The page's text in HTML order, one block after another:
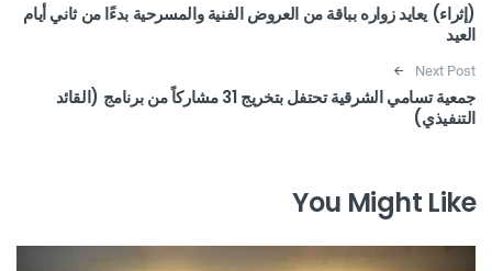
(إثراء) يعايد زواره بباقة من العروض الفنية والمسرحية بدءًا من ثاني أيام
العيد
Next Post
جمعية تسامي الشرقية تحتفل بتخريج 31 مشاركاً من برنامج (القائد
التنفيذي)
You Might Like